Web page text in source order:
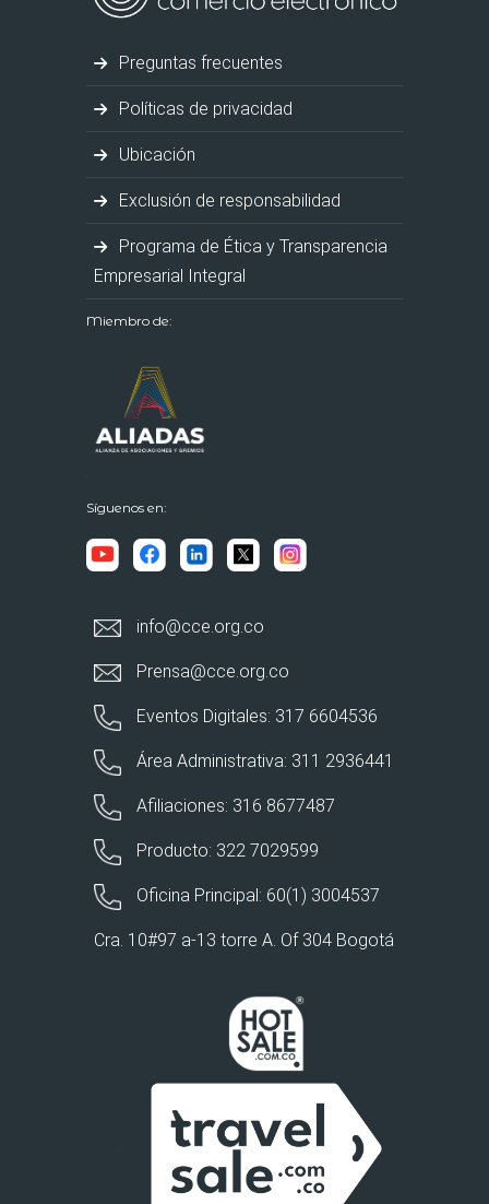
Preguntas frecuentes
Políticas de privacidad
Ubicación
Exclusión de responsabilidad
Programa de Ética y Transparencia
Empresarial Integral
Miembro de:
Síguenos en:
info@cce.org.co
Prensa@cce.org.co
Eventos Digitales: 317 6604536
Área Administrativa: 311 2936441
Afiliaciones: 316 8677487
Producto: 322 7029599
Oficina Principal: 60(1) 3004537
Cra. 10#97 a-13 torre A. Of 304 Bogotá